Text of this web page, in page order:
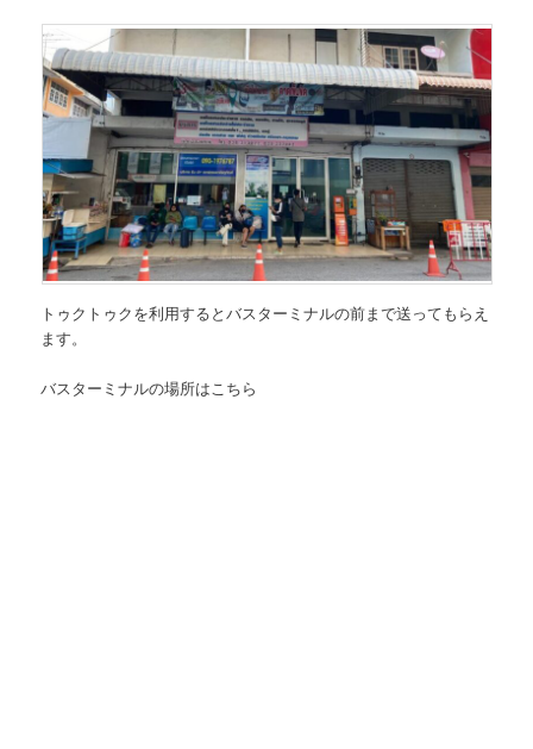
トゥクトゥクを利用するとバスターミナルの前まで送ってもらえ
ます。
バスターミナルの場所はこちら